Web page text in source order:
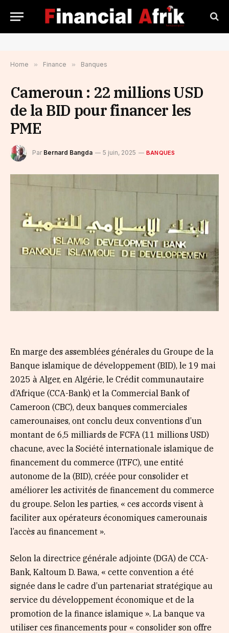
Home » Finance » Banques
Cameroun : 22 millions USD
de la BID pour financer les
PME
Par Bernard Bangda 5 juin, 2025 BANQUES
En marge des assemblées générales du Groupe de la
Banque islamique de développement (BID), le 19 mai
2025 à Alger, en Algérie, le Crédit communautaire
d’Afrique (CCA-Bank) et la Commercial Bank of
Cameroon (CBC), deux banques commerciales
camerounaises, ont conclu deux conventions d’un
montant de 6,5 milliards de FCFA (11 millions USD)
chacune, avec la Société internationale islamique de
financement du commerce (ITFC), une entité
autonome de la (BID), créée pour consolider et
améliorer les activités de financement du commerce
du groupe. Selon les parties, « ces accords visent à
faciliter aux opérateurs économiques camerounais
l’accès au financement ».
Selon la directrice générale adjointe (DGA) de CCA-
Bank, Kaltoum D. Bawa, « cette convention a été
signée dans le cadre d’un partenariat stratégique au
service du développement économique et de la
promotion de la finance islamique ». La banque va
utiliser ces financements pour « consolider son offre